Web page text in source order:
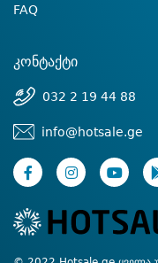
FAQ
კონტაქტი
032 2 19 44 88
info@hotsale.ge